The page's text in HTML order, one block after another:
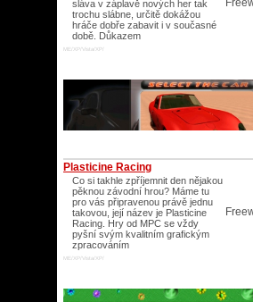
sláva v záplavě nových her tak
trochu slábne, určitě dokážou
hráče dobře zabavit i v současné
době. Důkazem
ME/XP/Vista/XP/
Plasticine Racing
Co si takhle zpříjemnit den nějakou
pěknou závodní hrou? Máme tu
pro vás připravenou právě jednu
takovou, její název je Plasticine
Racing. Hry od MPC se vždy
pyšní svým kvalitním grafickým
zpracováním
ME/XP/Vista/XP/